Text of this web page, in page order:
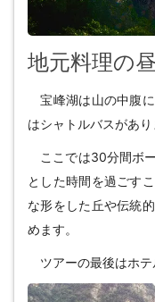
地元料理の
宝峰湖は山の中腹
はシャトルバスがあり
ここでは30分間ボ
とした時間を過ごす
な形をした丘や伝統
めます。
ツアーの最後はホテ